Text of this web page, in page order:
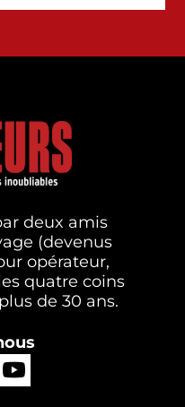
deux amis
(devenus
opérateur,
quatre coins
de 30 ans.